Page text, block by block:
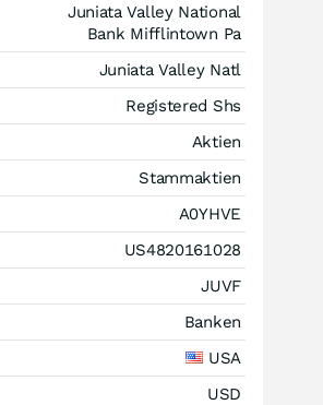
Juniata Valley National
Bank Mifflintown Pa
Juniata Valley Natl
Registered Shs
Aktien
Stammaktien
A0YHVE
US4820161028
JUVF
Banken
USA
USD